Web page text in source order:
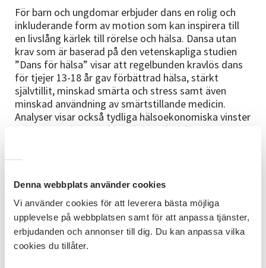
Denna webbplats använder cookies
Vi använder cookies för att leverera bästa möjliga
upplevelse på webbplatsen samt för att anpassa tjänster,
erbjudanden och annonser till dig. Du kan anpassa vilka
cookies du tillåter.
För barn och ungdomar erbjuder dans en rolig och
inkluderande form av motion som kan inspirera till
en livslång kärlek till rörelse och hälsa. Dansa utan
krav som är baserad på den vetenskapliga studien
”Dans för hälsa” visar att regelbunden kravlös dans
för tjejer 13-18 år gav förbättrad hälsa, stärkt
självtillit, minskad smärta och stress samt även
minskad användning av smärtstillande medicin.
Analyser visar också tydliga hälsoekonomiska vinster
och ett minskat antal besök hos elevhälsan.
Det är också viktigt att lyfta fram dansens kulturella
och sociala dimensioner. Dansen har förmågan att
förena människor över kulturella och sociala gränser,
skapa förståelse och bygga starkare samhällen.
Genom att delta i dans kan människor uttrycka sig